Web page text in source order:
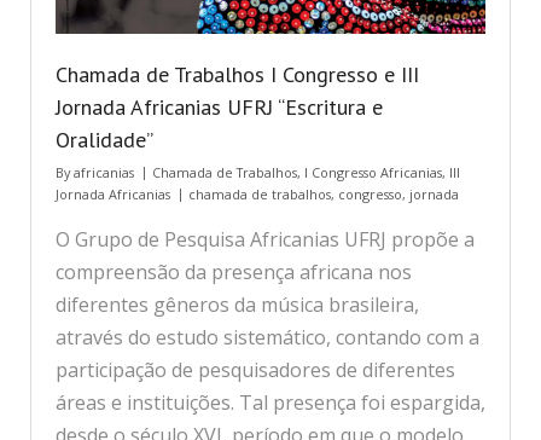
Chamada de Trabalhos I Congresso e III
Jornada Africanias UFRJ “Escritura e
Oralidade”
Byafricanias Chamada de Trabalhos, I Congresso Africanias, III
Jornada Africanias
chamada de trabalhos, congresso, jornada
O Grupo de Pesquisa Africanias UFRJ propõe a
compreensão da presença africana nos
diferentes gêneros da música brasileira,
através do estudo sistemático, contando com a
participação de pesquisadores de diferentes
áreas e instituições. Tal presença foi espargida,